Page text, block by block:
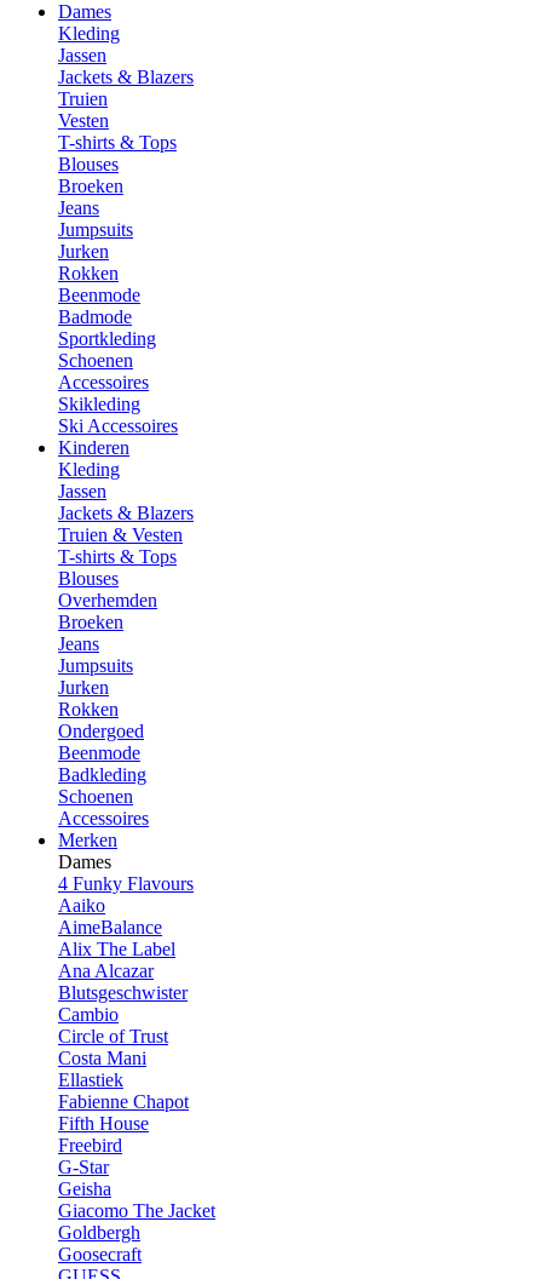
Dames
Kleding
Jassen
Jackets & Blazers
Truien
Vesten
T-shirts & Tops
Blouses
Broeken
Jeans
Jumpsuits
Jurken
Rokken
Beenmode
Badmode
Sportkleding
Schoenen
Accessoires
Skikleding
Ski Accessoires
Kinderen
Kleding
Jassen
Jackets & Blazers
Truien & Vesten
T-shirts & Tops
Blouses
Overhemden
Broeken
Jeans
Jumpsuits
Jurken
Rokken
Ondergoed
Beenmode
Badkleding
Schoenen
Accessoires
Merken
Dames
4 Funky Flavours
Aaiko
AimeBalance
Alix The Label
Ana Alcazar
Blutsgeschwister
Cambio
Circle of Trust
Costa Mani
Ellastiek
Fabienne Chapot
Fifth House
Freebird
G-Star
Geisha
Giacomo The Jacket
Goldbergh
Goosecraft